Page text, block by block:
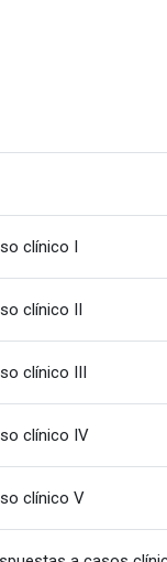
clínico I
clínico II
clínico III
clínico IV
clínico V